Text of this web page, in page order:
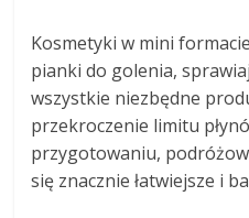
Kosmetyki w mini
pianki do golenia,
wszystkie niezbędne
przekroczenie limitu
przygotowaniu,
się znacznie łatwiejsze i